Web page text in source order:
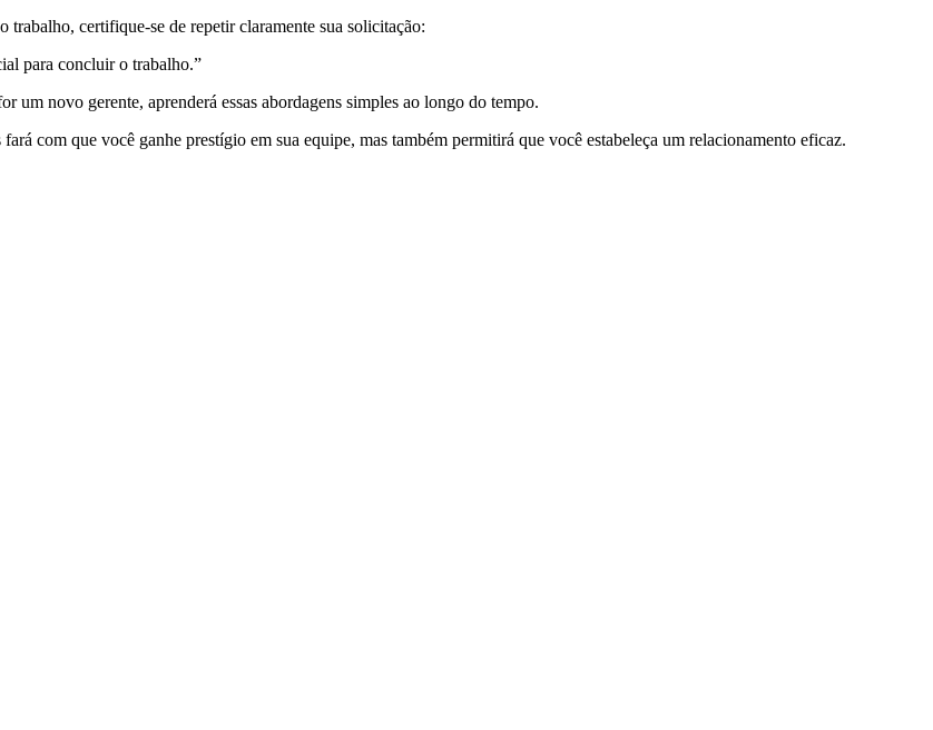
trabalho, certifique-se de repetir claramente sua solicitação:
para concluir o trabalho.”
um novo gerente, aprenderá essas abordagens simples ao longo do tempo.
com que você ganhe prestígio em sua equipe, mas também permitirá que você estabeleça um relacionamento eficaz.